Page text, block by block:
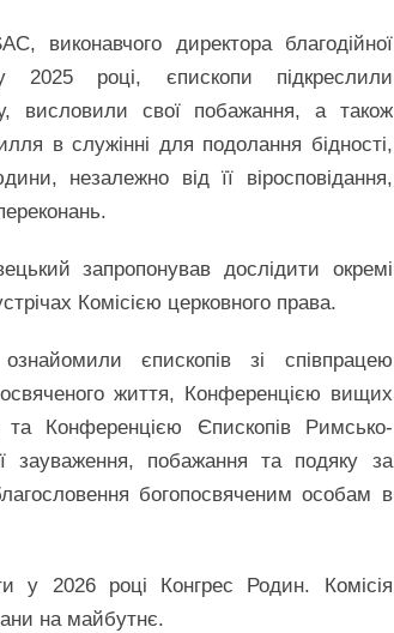
виконавчого директора благодійної
у 2025 році, єпископи підкреслили
висловили свої побажання, а також
в служінні для подолання бідності,
незалежно від її віросповідання,
запропонував дослідити окремі
Комісією церковного права.
єпископів зі співпрацею
життя, Конференцією вищих
та Конференцією Єпископів Римсько-
зауваження, побажання та подяку за
богопосвяченим особам в
у 2026 році Конгрес Родин. Комісія
на майбутнє.